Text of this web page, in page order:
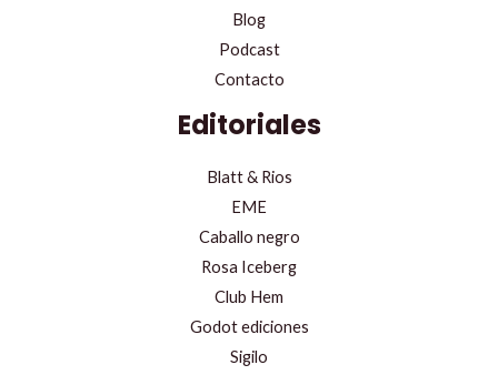
Blog
Podcast
Contacto
Editoriales
Blatt & Rios
EME
Caballo negro
Rosa Iceberg
Club Hem
Godot ediciones
Sigilo